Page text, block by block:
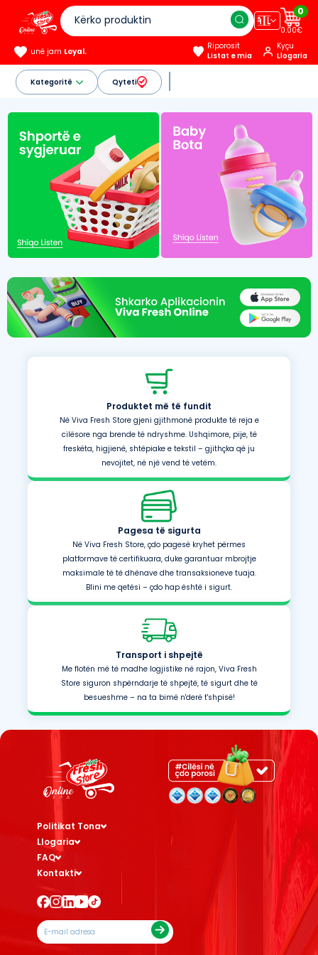
🇦🇱
0
0.00€
unë jam Loyal.
Riporosit
Listat e mia
Kyçu
Llogaria
Kategoritë Qyteti
Produktet më të fundit
Në Viva Fresh Store gjeni gjithmonë produkte të reja e
cilësore nga brende të ndryshme. Ushqimore, pije, të
freskëta, higjienë, shtëpiake e tekstil – gjithçka që ju
nevojitet, në një vend të vetëm.
Pagesa të sigurta
Në Viva Fresh Store, çdo pagesë kryhet përmes
platformave të certifikuara, duke garantuar mbrojtje
maksimale të të dhënave dhe transaksioneve tuaja.
Blini me qetësi – çdo hap është i sigurt.
Transport i shpejtë
Me flotën më të madhe logjistike në rajon, Viva Fresh
Store siguron shpërndarje të shpejtë, të sigurt dhe të
besueshme – na ta bimë n'derë t'shpisë!
Politikat Tona
Llogaria
FAQ
Kontakti